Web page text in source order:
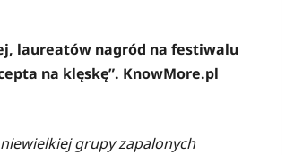
laureatów nagród na festiwalu
na klęskę”. KnowMore.pl
grupy zapalonych